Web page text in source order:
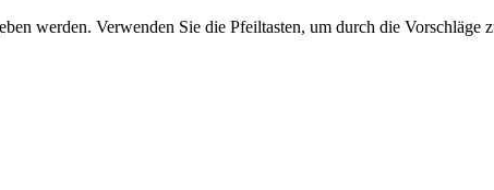
werden. Verwenden Sie die Pfeiltasten, um durch die Vorschläge